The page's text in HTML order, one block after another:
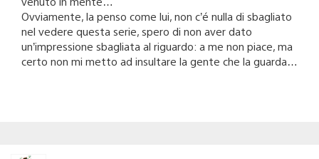
Ovviamente, la penso come lui, non c’é nulla di sbagliato
nel vedere questa serie, spero di non aver dato
un’impressione sbagliata al riguardo: a me non piace, ma
certo non mi metto ad insultare la gente che la guarda…